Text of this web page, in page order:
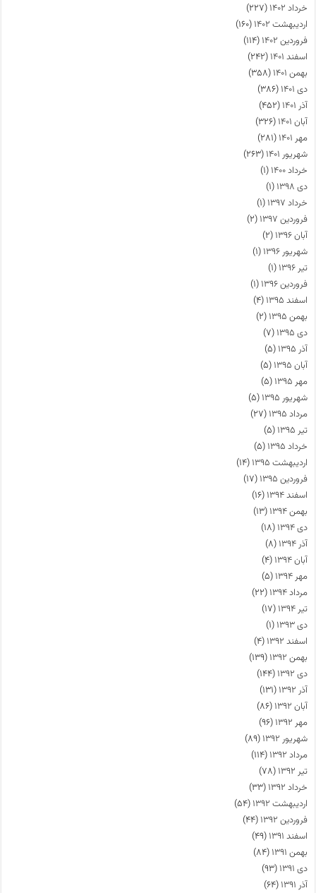
خرداد ۱۴۰۲
(۲۲۷)
اردیبهشت ۱۴۰۲
(۱۶۰)
فروردین ۱۴۰۲
(۱۱۴)
اسفند ۱۴۰۱
(۲۴۲)
بهمن ۱۴۰۱
(۳۵۸)
دی ۱۴۰۱
(۳۸۶)
آذر ۱۴۰۱
(۴۵۲)
آبان ۱۴۰۱
(۳۲۶)
مهر ۱۴۰۱
(۲۸۱)
شهریور ۱۴۰۱
(۲۶۳)
خرداد ۱۴۰۰
(۱)
دی ۱۳۹۸
(۱)
خرداد ۱۳۹۷
(۱)
فروردین ۱۳۹۷
(۲)
آبان ۱۳۹۶
(۲)
شهریور ۱۳۹۶
(۱)
تیر ۱۳۹۶
(۱)
فروردین ۱۳۹۶
(۱)
اسفند ۱۳۹۵
(۴)
بهمن ۱۳۹۵
(۲)
دی ۱۳۹۵
(۷)
آذر ۱۳۹۵
(۵)
آبان ۱۳۹۵
(۵)
مهر ۱۳۹۵
(۵)
شهریور ۱۳۹۵
(۵)
مرداد ۱۳۹۵
(۲۷)
تیر ۱۳۹۵
(۵)
خرداد ۱۳۹۵
(۵)
اردیبهشت ۱۳۹۵
(۱۴)
فروردین ۱۳۹۵
(۱۷)
اسفند ۱۳۹۴
(۱۶)
بهمن ۱۳۹۴
(۱۳)
دی ۱۳۹۴
(۱۸)
آذر ۱۳۹۴
(۸)
آبان ۱۳۹۴
(۴)
مهر ۱۳۹۴
(۵)
مرداد ۱۳۹۴
(۲۲)
تیر ۱۳۹۴
(۱۷)
دی ۱۳۹۳
(۱)
اسفند ۱۳۹۲
(۴)
بهمن ۱۳۹۲
(۱۳۹)
دی ۱۳۹۲
(۱۴۴)
آذر ۱۳۹۲
(۱۳۱)
آبان ۱۳۹۲
(۸۶)
مهر ۱۳۹۲
(۹۶)
شهریور ۱۳۹۲
(۸۹)
مرداد ۱۳۹۲
(۱۱۴)
تیر ۱۳۹۲
(۷۸)
خرداد ۱۳۹۲
(۳۳)
اردیبهشت ۱۳۹۲
(۵۴)
فروردین ۱۳۹۲
(۴۴)
اسفند ۱۳۹۱
(۴۹)
بهمن ۱۳۹۱
(۸۴)
دی ۱۳۹۱
(۹۳)
آذر ۱۳۹۱
(۶۴)